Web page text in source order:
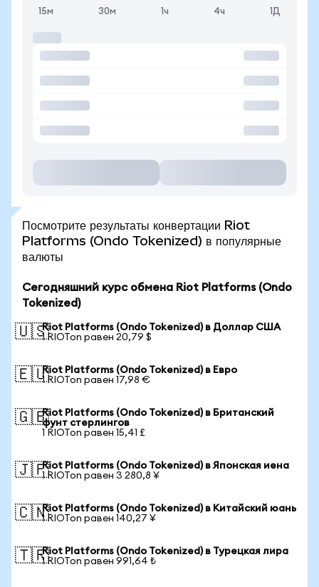
15м 30м 1ч 4ч 1Д
Посмотрите результаты конвертации Riot
Platforms (Ondo Tokenized) в популярные
валюты
Сегодняшний курс обмена Riot Platforms (Ondo
Tokenized)
🇺🇸Riot Platforms (Ondo Tokenized) в Доллар США
1 RIOTon равен 20,79 $
🇪🇺Riot Platforms (Ondo Tokenized) в Евро
1 RIOTon равен 17,98 €
🇬🇧Riot Platforms (Ondo Tokenized) в Британский
фунт стерлингов
1 RIOTon равен 15,41 £
🇯🇵Riot Platforms (Ondo Tokenized) в Японская иена
1 RIOTon равен 3 280,8 ¥
🇨🇳Riot Platforms (Ondo Tokenized) в Китайский юань
1 RIOTon равен 140,27 ¥
🇹🇷Riot Platforms (Ondo Tokenized) в Турецкая лира
1 RIOTon равен 991,64 ₺